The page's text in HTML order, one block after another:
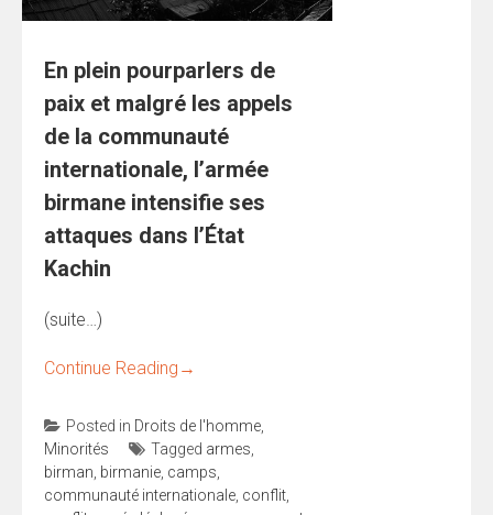
En plein pourparlers de
paix et malgré les appels
de la communauté
internationale, l’armée
birmane intensifie ses
attaques dans l’État
Kachin
(suite…)
Continue Reading →
Posted in Droits de l'homme,
Minorités
Tagged armes,
birman, birmanie, camps,
communauté internationale, conflit,